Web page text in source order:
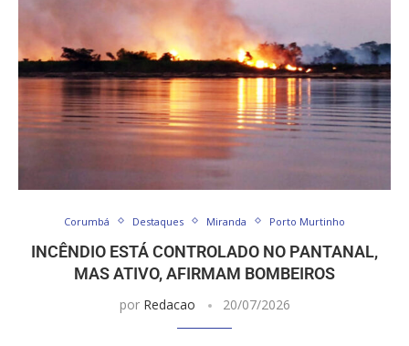
Corumbá Destaques Miranda Porto Murtinho
INCÊNDIO ESTÁ CONTROLADO NO PANTANAL,
MAS ATIVO, AFIRMAM BOMBEIROS
por Redacao 20/07/2026